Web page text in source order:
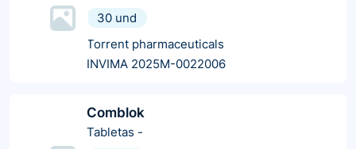
30 und
Torrent pharmaceuticals
INVIMA 2025M-0022006
Comblok
Tabletas -